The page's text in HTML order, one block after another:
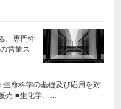
、専門性
営業ス
生命科学の基礎及び応用を対
売 ■生化学、…